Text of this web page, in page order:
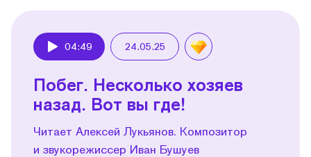
04:49 24.05.25
Побег. Несколько хозяев
назад. Вот вы где!
Читает Алексей Лукьянов. Композитор
и звукорежиссер Иван Бушуев